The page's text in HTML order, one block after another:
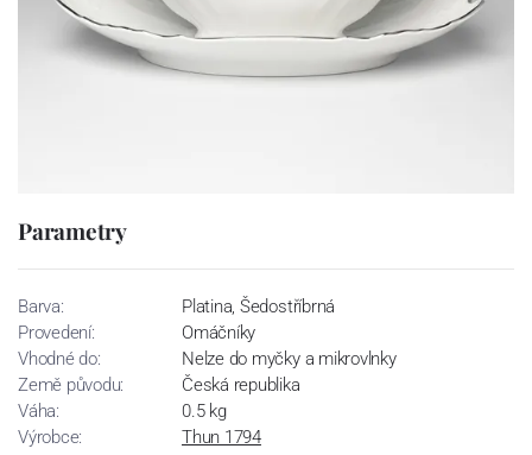
Parametry
Barva:
Platina, Šedostříbrná
Provedení:
Omáčníky
Vhodné do:
Nelze do myčky a mikrovlnky
Země původu:
Česká republika
Váha:
0.5 kg
Výrobce:
Thun 1794